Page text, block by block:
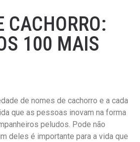
CACHORRO:
100 MAIS
de nomes de cachorro e a cada
que as pessoas inovam na forma
peludos. Pode não
deles é importante para a vida que